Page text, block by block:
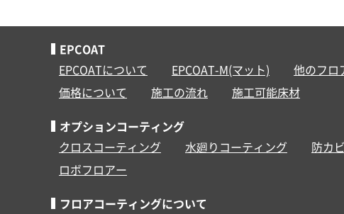
EPCOAT
EPCOATについて
EPCOAT-M(マット) 他のフロ
価格について
施工の流れ
施工可能床材
オプションコーティング
クロスコーティング
水廻りコーティング 防カ
ロボフロアー
フロアコーティングについて